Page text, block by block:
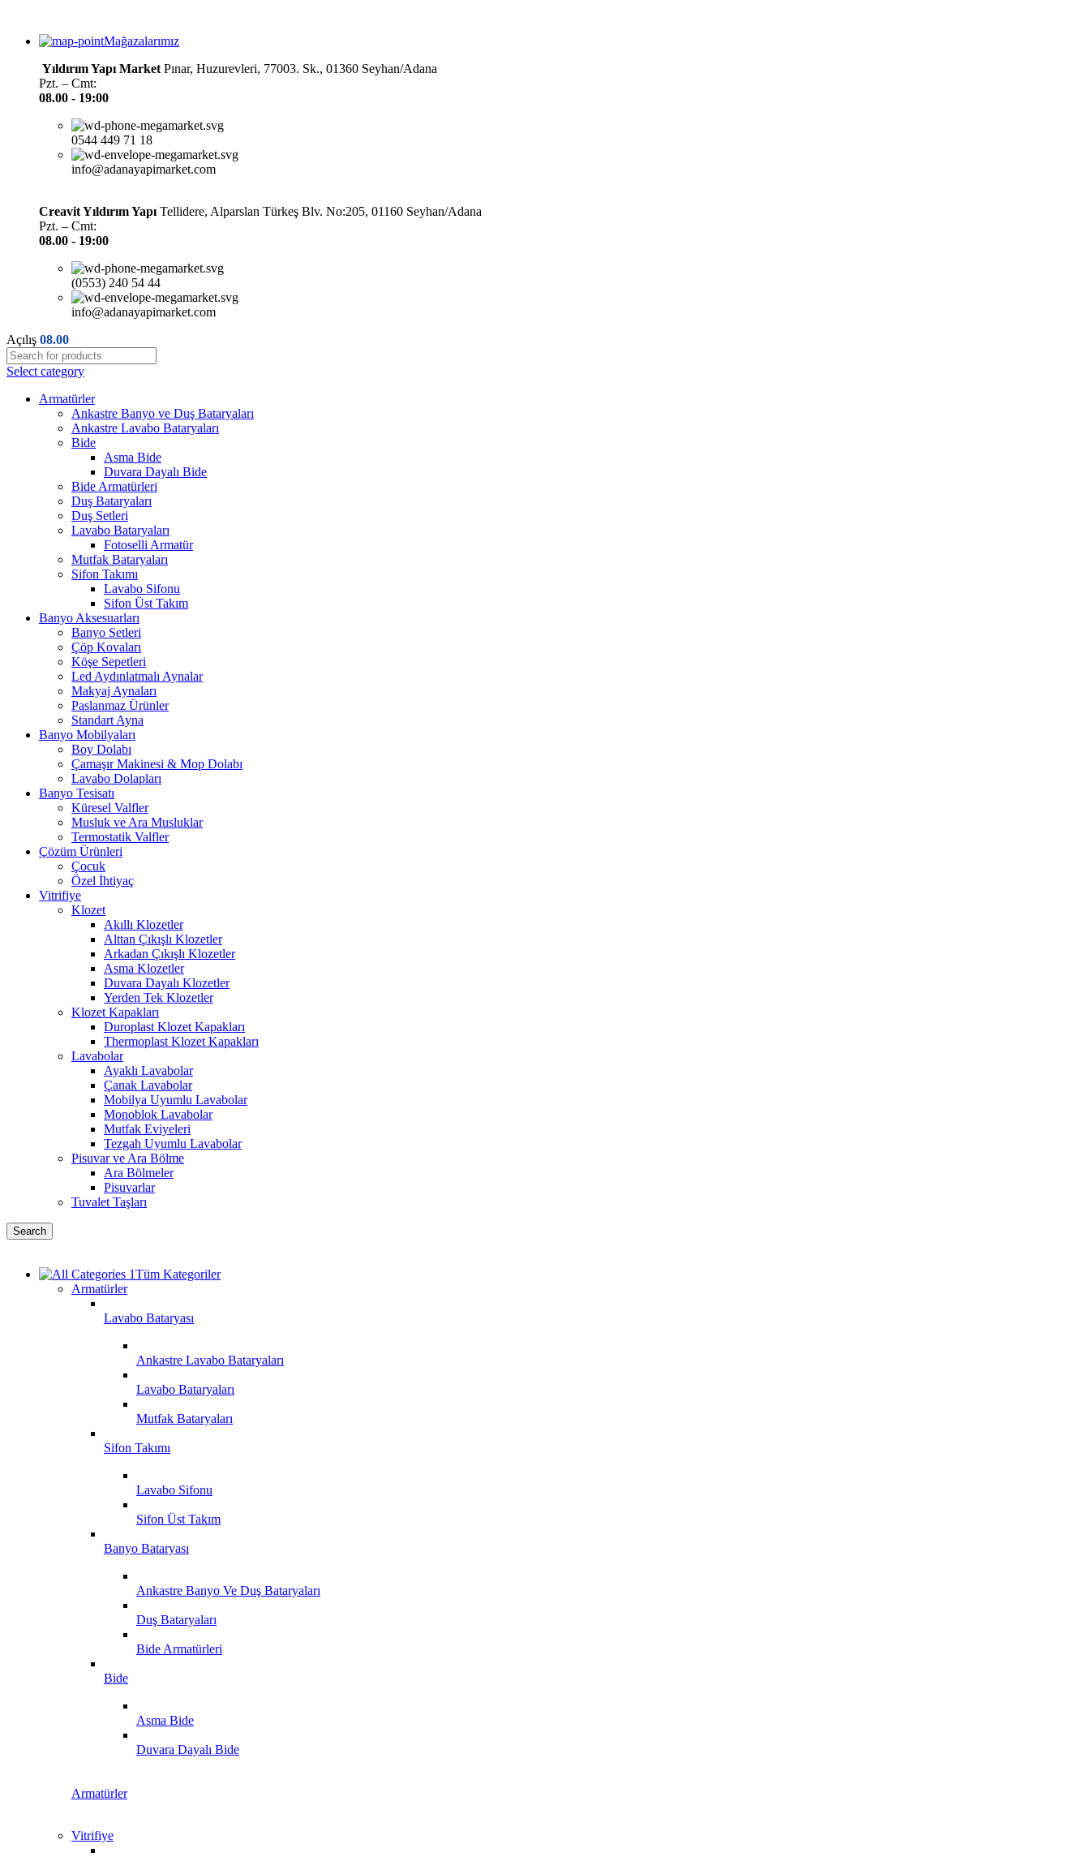
Mağazalarımız
Yıldırım Yapı Market Pınar, Huzurevleri, 77003. Sk., 01360 Seyhan/Adana
Pzt. – Cmt:
08.00 - 19:00
0544 449 71 18
info@adanayapimarket.com
Creavit Yıldırım Yapı Tellidere, Alparslan Türkeş Blv. No:205, 01160 Seyhan/Adana
Pzt. – Cmt:
08.00 - 19:00
(0553) 240 54 44
info@adanayapimarket.com
Açılış 08.00
Select category
Armatürler
Ankastre Banyo ve Duş Bataryaları
Ankastre Lavabo Bataryaları
Bide
Asma Bide
Duvara Dayalı Bide
Bide Armatürleri
Duş Bataryaları
Duş Setleri
Lavabo Bataryaları
Fotoselli Armatür
Mutfak Bataryaları
Sifon Takımı
Lavabo Sifonu
Sifon Üst Takım
Banyo Aksesuarları
Banyo Setleri
Çöp Kovaları
Köşe Sepetleri
Led Aydınlatmalı Aynalar
Makyaj Aynaları
Paslanmaz Ürünler
Standart Ayna
Banyo Mobilyaları
Boy Dolabı
Çamaşır Makinesi & Mop Dolabı
Lavabo Dolapları
Banyo Tesisatı
Küresel Valfler
Musluk ve Ara Musluklar
Termostatik Valfler
Çözüm Ürünleri
Çocuk
Özel İhtiyaç
Vitrifiye
Klozet
Akıllı Klozetler
Alttan Çıkışlı Klozetler
Arkadan Çıkışlı Klozetler
Asma Klozetler
Duvara Dayalı Klozetler
Yerden Tek Klozetler
Klozet Kapakları
Duroplast Klozet Kapakları
Thermoplast Klozet Kapakları
Lavabolar
Ayaklı Lavabolar
Çanak Lavabolar
Mobilya Uyumlu Lavabolar
Monoblok Lavabolar
Mutfak Eviyeleri
Tezgah Uyumlu Lavabolar
Pisuvar ve Ara Bölme
Ara Bölmeler
Pisuvarlar
Tuvalet Taşları
Search
Tüm Kategoriler
Armatürler
Lavabo Bataryası
Ankastre Lavabo Bataryaları
Lavabo Bataryaları
Mutfak Bataryaları
Sifon Takımı
Lavabo Sifonu
Sifon Üst Takım
Banyo Bataryası
Ankastre Banyo Ve Duş Bataryaları
Duş Bataryaları
Bide Armatürleri
Bide
Asma Bide
Duvara Dayalı Bide
Armatürler
Vitrifiye